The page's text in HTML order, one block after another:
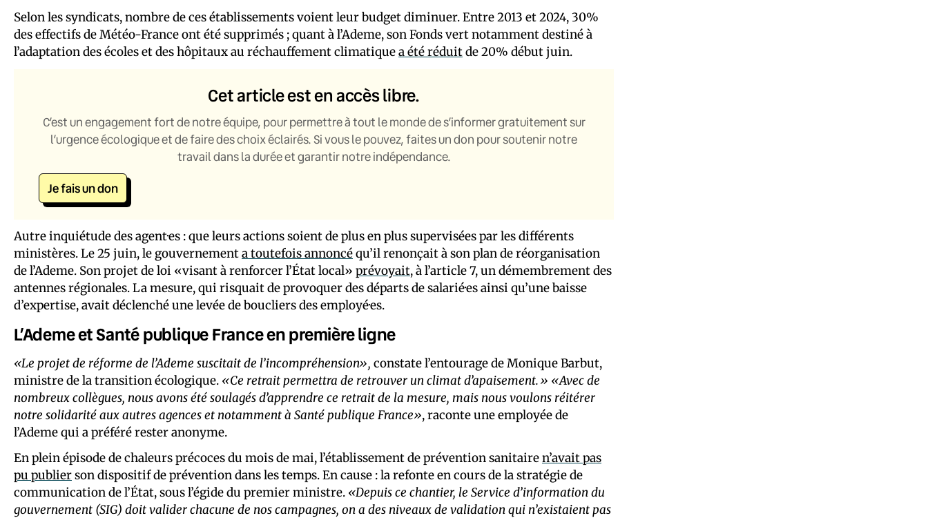
Selon les syndicats, nombre de ces établissements voient leur budget diminuer. Entre 2013 et 2024, 30%
des effectifs de Météo-France ont été supprimés ; quant à l’Ademe, son Fonds vert notamment destiné à
l’adaptation des écoles et des hôpitaux au réchauffement climatiquea été réduitde 20% début juin.
Cet article est en accès libre.
C’est un engagement fort de notre équipe, pour permettre à tout le monde de s’informer gratuitement sur
l’urgence écologique et de faire des choix éclairés. Si vous le pouvez, faites un don pour soutenir notre
travail dans la durée et garantir notre indépendance.
Je fais un don
Autre inquiétude des agent·es : que leurs actions soient de plus en plus supervisées par les différents
ministères. Le 25 juin, le gouvernementa toutefois annoncéqu’il renonçait à son plan de réorganisation
de l’Ademe. Son projet de loi «visant à renforcer l’État local» prévoyait, à l’article 7, un démembrement des
antennes régionales. La mesure, qui risquait de provoquer des départs de salarié·es ainsi qu’une baisse
d’expertise, avait déclenché une levée de boucliers des employé·es.
L’Ademe et Santé publique France en première ligne
«Le projet de réforme de l’Ademe suscitait de l’incompréhension», constate l’entourage de Monique Barbut,
ministre de la transition écologique. «Ce retrait permettra de retrouver un climat d’apaisement.» «Avec de
nombreux collègues, nous avons été soulagés d’apprendre ce retrait de la mesure, mais nous voulons réitérer
notre solidarité aux autres agences et notamment à Santé publique France», raconte une employée de
l’Ademe qui a préféré rester anonyme.
En plein épisode de chaleurs précoces du mois de mai, l’établissement de prévention sanitairen’avait pas
pu publierson dispositif de prévention dans les temps. En cause : la refonte en cours de la stratégie de
communication de l’État, sous l’égide du premier ministre. «Depuis ce chantier, le Service d’information du
gouvernement (SIG) doit valider chacune de nos campagnes, on a des niveaux de validation qui n’existaient pas